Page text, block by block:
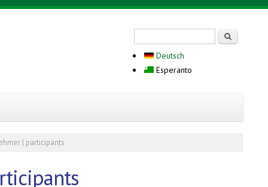
Deutsch
Esperanto
| participants